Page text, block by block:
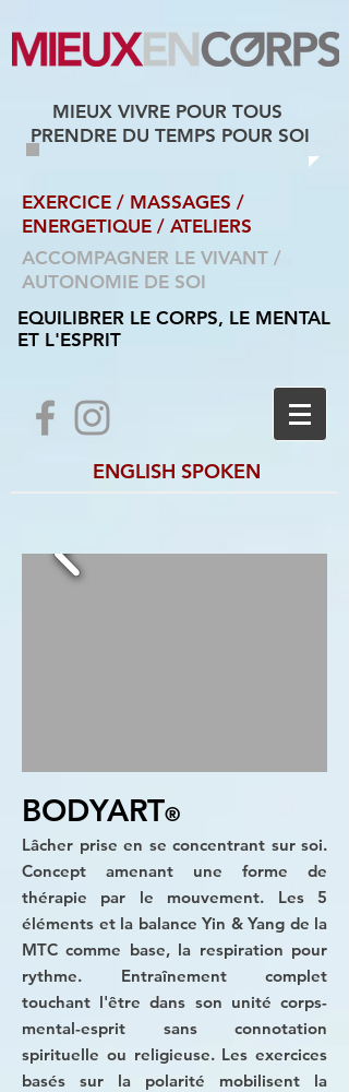
MIEUX VIVRE POUR TOUS
PRENDRE DU TEMPS POUR SOI
EXERCICE / MASSAGES /
ENERGETIQUE / ATELIERS
ACCOMPAGNER LE VIVANT /
AUTONOMIE DE SOI
EQUILIBRER LE CORPS, LE MENTAL
ET L'ESPRIT
ENGLISH SPOKEN
​BODYART®
Lâcher prise en se concentrant sur soi.
Concept amenant une forme de
thérapie par le mouvement. Les 5
éléments et la balance Yin & Yang de la
MTC comme base, la respiration pour
rythme. Entraînement complet
touchant l'être dans son unité corps-
mental-esprit sans connotation
spirituelle ou religieuse. Les exercices
basés sur la polarité mobilisent la